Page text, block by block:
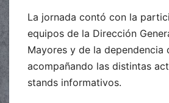
La jornada contó con la
equipos de la Dirección
Mayores y de la dependencia
acompañando las distintas
stands informativos.